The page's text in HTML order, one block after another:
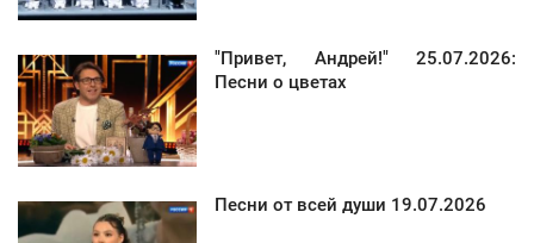
"Привет, Андрей!" 25.07.2026:
Песни о цветах
Песни от всей души 19.07.2026